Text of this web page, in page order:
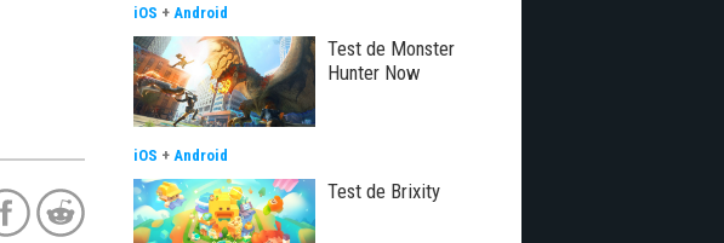
iOS + Android
Test de Monster
Hunter Now
iOS + Android
Test de Brixity